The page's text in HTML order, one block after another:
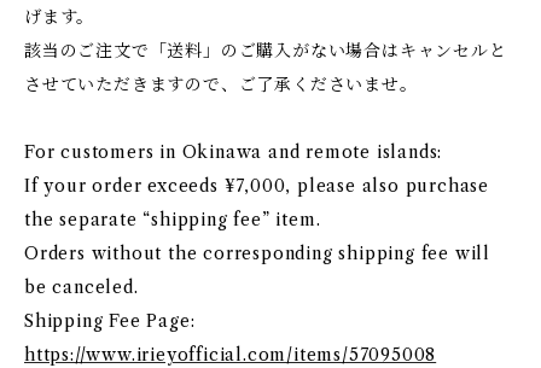
げます。
該当のご注文で「送料」のご購入がない場合はキャンセルと
させていただきますので、ご了承くださいませ。
For customers in Okinawa and remote islands:
If your order exceeds ¥7,000, please also purchase
the separate “shipping fee” item.
Orders without the corresponding shipping fee will
be canceled.
Shipping Fee Page:
https://www.irieyofficial.com/items/57095008